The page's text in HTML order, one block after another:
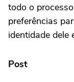
todo o
preferências
identidade dele
Post